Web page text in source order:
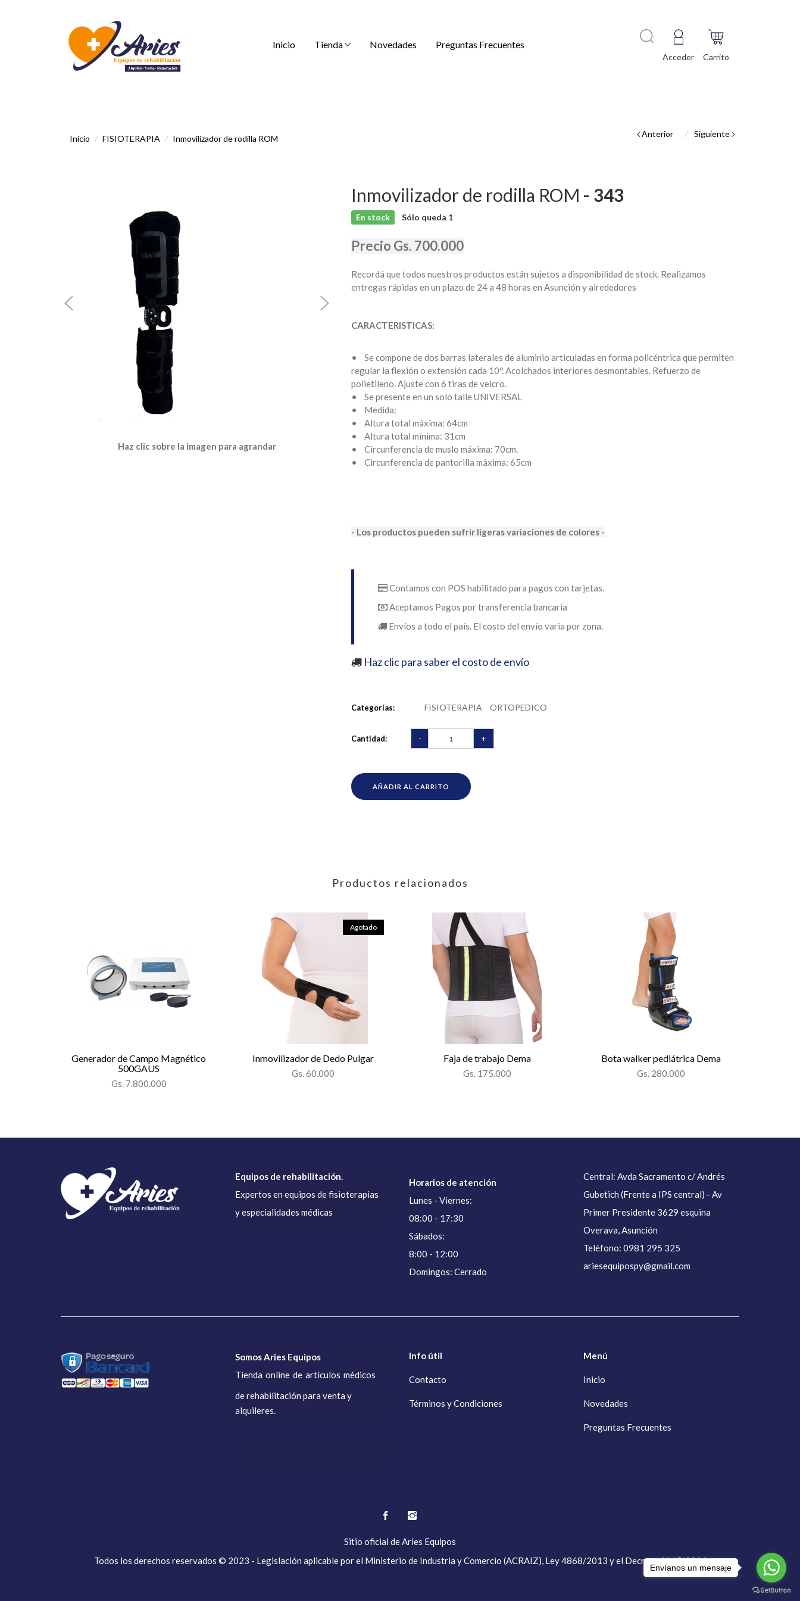
Inicio Tienda Novedades Preguntas Frecuentes
Acceder Carrito
Inicio FISIOTERAPIA Inmovilizador de rodilla ROM Anterior Siguiente
Haz clic sobre la imagen para agrandar
Inmovilizador de rodilla ROM - 343
En stock Sólo queda 1
Precio Gs. 700.000
Recordá que todos nuestros productos están sujetos a disponibilidad de stock. Realizamos
entregas rápidas en un plazo de 24 a 48 horas en Asunción y alrededores
CARACTERISTICAS:
• Se compone de dos barras laterales de aluminio articuladas en forma policéntrica que permiten
regular la flexión o extensión cada 10º. Acolchados interiores desmontables. Refuerzo de
polietileno. Ajuste con 6 tiras de velcro.
• Se presente en un solo talle UNIVERSAL
• Medida:
• Altura total máxima: 64cm
• Altura total mínima: 31cm
• Circunferencia de muslo máxima: 70cm.
• Circunferencia de pantorilla máxima: 65cm
- Los productos pueden sufrir ligeras variaciones de colores -
Contamos con POS habilitado para pagos con tarjetas.
Aceptamos Pagos por transferencia bancaria
Envíos a todo el país. El costo del envío varia por zona.
Haz clic para saber el costo de envío
Categorías: FISIOTERAPIA ORTOPEDICO
Cantidad: - +
AÑADIR AL CARRITO
Productos relacionados
Generador de Campo Magnético
500GAUS
Gs. 7.800.000
Agotado
Inmovilizador de Dedo Pulgar
Gs. 60.000
Faja de trabajo Dema
Gs. 175.000
Bota walker pediátrica Dema
Gs. 280.000
Equipos de rehabilitación.
Expertos en equipos de fisioterapias
y especialidades médicas
Horarios de atención
Lunes - Viernes:
08:00 - 17:30
Sábados:
8:00 - 12:00
Domingos: Cerrado
Central: Avda Sacramento c/ Andrés
Gubetich (Frente a IPS central) - Av
Primer Presidente 3629 esquina
Overava, Asunción
Teléfono: 0981 295 325
ariesequipospy@gmail.com
Somos Aries Equipos
Tienda online de artículos médicos
de rehabilitación para venta y
alquileres.
Info útil
Contacto
Términos y Condiciones
Menú
Inicio
Novedades
Preguntas Frecuentes
Sitio oficial de Aries Equipos
Todos los derechos reservados © 2023 - Legislación aplicable por el Ministerio de Industria y Comercio (ACRAIZ), Ley 4868/2013 y el Decreto 1165/2014
Envíanos un mensaje